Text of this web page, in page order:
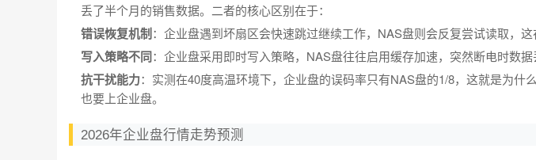
丢了半个月的销售数据。二者的核心区别在于：
错误恢复机制：企业盘遇到坏扇区会快速跳过继续工作，NAS盘则会反复尝试读取，这
写入策略不同：企业盘采用即时写入策略，NAS盘往往启用缓存加速，突然断电时数据
抗干扰能力：实测在40度高温环境下，企业盘的误码率只有NAS盘的1/8，这就是为什
也要上企业盘。
2026年企业盘行情走势预测